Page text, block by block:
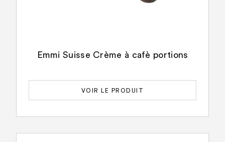
Emmi Suisse Crème à cafè portions
VOIR LE PRODUIT